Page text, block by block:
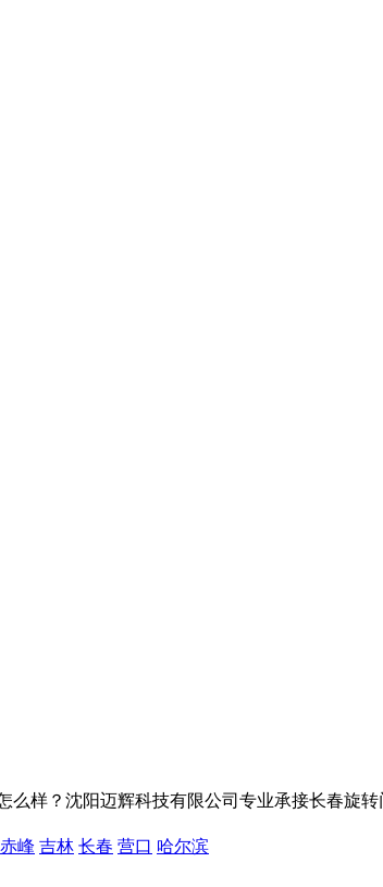
样？沈阳迈辉科技有限公司专业承接长春旋转
赤峰 吉林 长春 营口 哈尔滨